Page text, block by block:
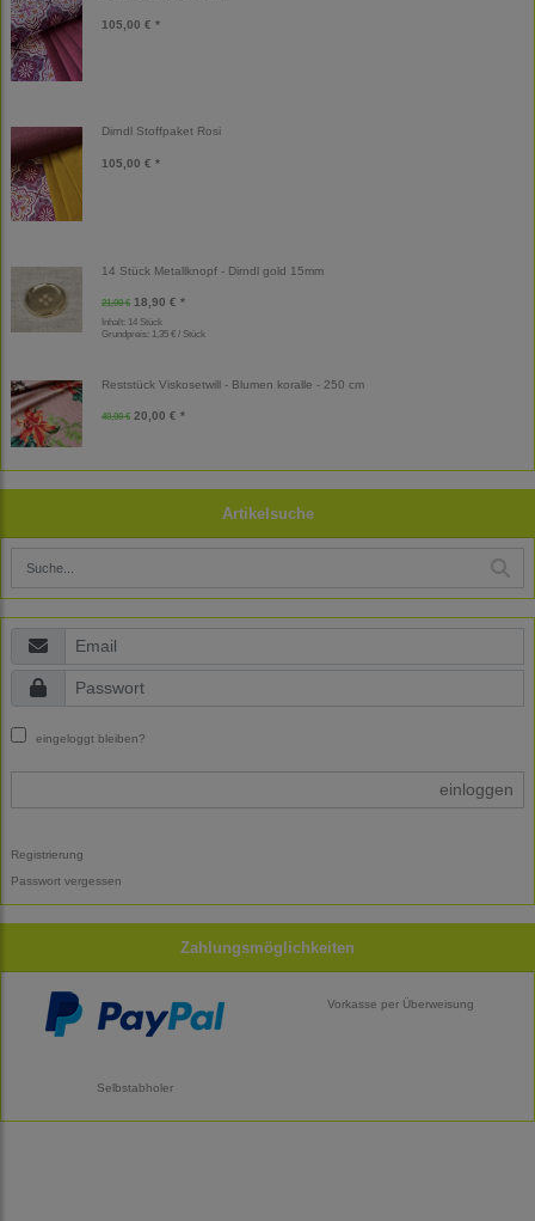
105,00 € *
Dirndl Stoffpaket Rosi
105,00 € *
14 Stück Metallknopf - Dirndl gold 15mm
21,00 € 18,90 € *
Inhalt: 14 Stück
Grundpreis: 1,35 € / Stück
Reststück Viskosetwill - Blumen koralle - 250 cm
40,00 € 20,00 € *
Artikelsuche
eingeloggt bleiben?
einloggen
Registrierung
Passwort vergessen
Zahlungsmöglichkeiten
Vorkasse per Überweisung
Selbstabholer